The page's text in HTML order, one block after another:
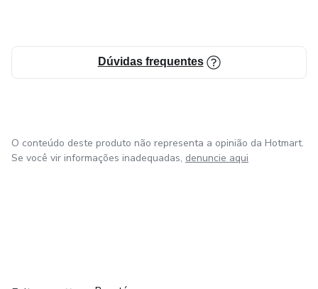
Dúvidas frequentes
O conteúdo deste produto não representa a opinião da Hotmart.
Se você vir informações inadequadas, denuncie aqui